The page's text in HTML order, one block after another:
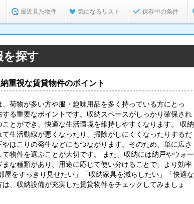
最近見た物件 気になるリスト 保存中の条件
を探す
重視な賃貸物件のポイント
荷物が多い方や服・趣味用品を多く持っている方にとっ
る重要なポイントです。収納スペースがしっかり確保され
とができ、快適な生活環境を維持しやすくなります。 収納
生活動線が悪くなったり、掃除がしにくくなったりするだ
ほこりの発生などにもつながります。そのため、単に広さ
物件を選ぶことが大切です。 また、収納には納戸やウォー
な種類があり、用途に応じて使い分けることで、より効率
屋をすっきり見せたい」「収納家具を減らしたい」「快適な
、収納設備が充実した賃貸物件をチェックしてみましょ